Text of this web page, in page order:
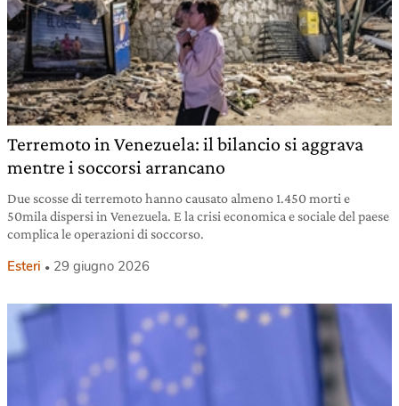
Terremoto in Venezuela: il bilancio si aggrava
mentre i soccorsi arrancano
Due scosse di terremoto hanno causato almeno 1.450 morti e
50mila dispersi in Venezuela. E la crisi economica e sociale del paese
complica le operazioni di soccorso.
Esteri 29 giugno 2026